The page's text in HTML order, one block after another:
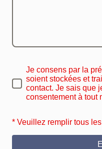
Je consens par la
soient stockées et
contact. Je sais que
consentement à tout
* Veuillez remplir tous